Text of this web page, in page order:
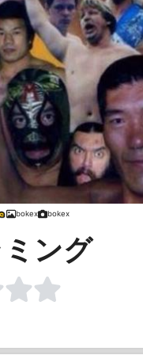
bokex bokex
ング